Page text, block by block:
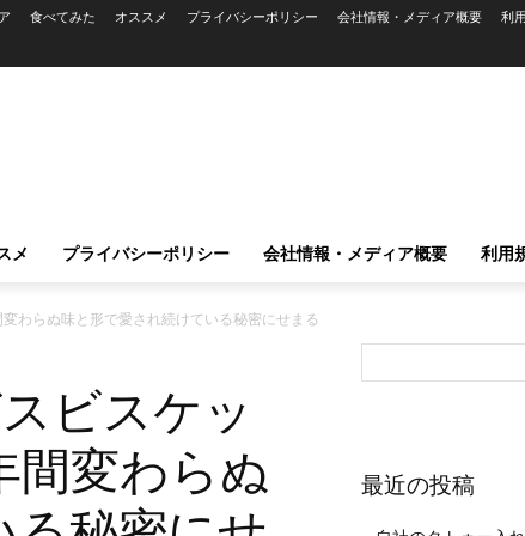
食べてみた オススメ プライバシーポリシー 会社情報・メディア概要 利
メ プライバシーポリシー 会社情報・メディア概要 利用
わらぬ味と形で愛され続けている秘密にせまる
ビスケッ
間変わらぬ
最近の投稿